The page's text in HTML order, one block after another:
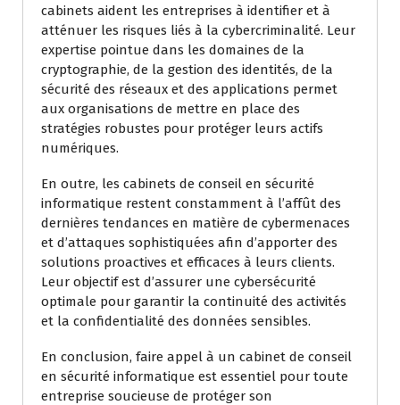
cabinets aident les entreprises à identifier et à
atténuer les risques liés à la cybercriminalité. Leur
expertise pointue dans les domaines de la
cryptographie, de la gestion des identités, de la
sécurité des réseaux et des applications permet
aux organisations de mettre en place des
stratégies robustes pour protéger leurs actifs
numériques.
En outre, les cabinets de conseil en sécurité
informatique restent constamment à l’affût des
dernières tendances en matière de cybermenaces
et d’attaques sophistiquées afin d’apporter des
solutions proactives et efficaces à leurs clients.
Leur objectif est d’assurer une cybersécurité
optimale pour garantir la continuité des activités
et la confidentialité des données sensibles.
En conclusion, faire appel à un cabinet de conseil
en sécurité informatique est essentiel pour toute
entreprise soucieuse de protéger son